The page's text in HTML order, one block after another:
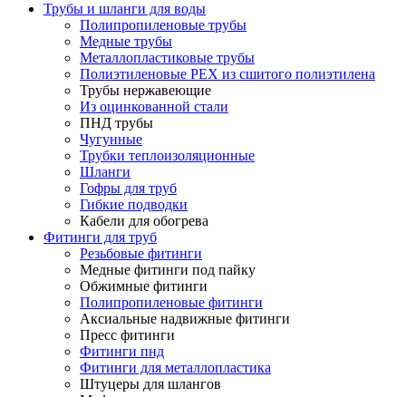
Трубы и шланги для воды
Полипропиленовые трубы
Медные трубы
Металлопластиковые трубы
Полиэтиленовые PEX из сшитого полиэтилена
Трубы нержавеющие
Из оцинкованной стали
ПНД трубы
Чугунные
Трубки теплоизоляционные
Шланги
Гофры для труб
Гибкие подводки
Кабели для обогрева
Фитинги для труб
Резьбовые фитинги
Медные фитинги под пайку
Обжимные фитинги
Полипропиленовые фитинги
Аксиальные надвижные фитинги
Пресс фитинги
Фитинги пнд
Фитинги для металлопластика
Штуцеры для шлангов